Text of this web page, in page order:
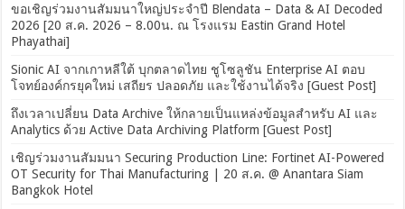
ขอเชิญร่วมงานสัมมนาใหญ่ประจำปี Blendata – Data & AI Decoded
2026 [20 ส.ค. 2026 – 8.00น. ณ โรงแรม Eastin Grand Hotel
Phayathai]
Sionic AI จากเกาหลีใต้ บุกตลาดไทย ชูโซลูชัน Enterprise AI ตอบ
โจทย์องค์กรยุคใหม่ เสถียร ปลอดภัย และใช้งานได้จริง [Guest Post]
ถึงเวลาเปลี่ยน Data Archive ให้กลายเป็นแหล่งข้อมูลสำหรับ AI และ
Analytics ด้วย Active Data Archiving Platform [Guest Post]
เชิญร่วมงานสัมมนา Securing Production Line: Fortinet AI-Powered
OT Security for Thai Manufacturing | 20 ส.ค. @ Anantara Siam
Bangkok Hotel